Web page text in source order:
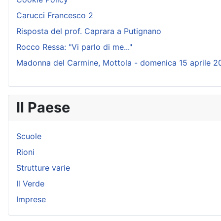
Carucci Francesco 2
Risposta del prof. Caprara a Putignano
Rocco Ressa: "Vi parlo di me..."
Madonna del Carmine, Mottola - domenica 15 aprile
Il Paese
Scuole
Rioni
Strutture varie
Il Verde
Imprese